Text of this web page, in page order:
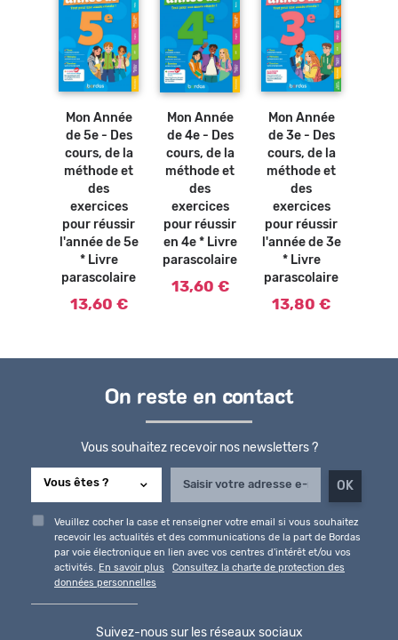
Mon Année
de 5e - Des
cours, de la
méthode et
des
exercices
pour réussir
l'année de 5e
* Livre
parascolaire
13,60 €
Ajouter
Mon Année
de 4e - Des
cours, de la
méthode et
des
exercices
pour réussir
en 4e * Livre
parascolaire
13,60 €
Ajouter
au
Mon Année
de 3e - Des
cours, de la
méthode et
des
exercices
pour réussir
l'année de 3e
* Livre
parascolaire
13,80 €
On reste en contact
Vous souhaitez recevoir nos newsletters ?
Veuillez cocher la case et renseigner votre email si vous souhaitez
recevoir les actualités et des communications de la part de Bordas
par voie électronique en lien avec vos centres d'intérêt et/ou vos
activités.
En savoir plus
Consultez la charte de protection des
données personnelles
Suivez-nous sur les réseaux sociaux